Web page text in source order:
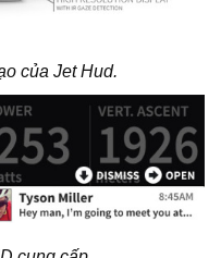
của Jet Hud.